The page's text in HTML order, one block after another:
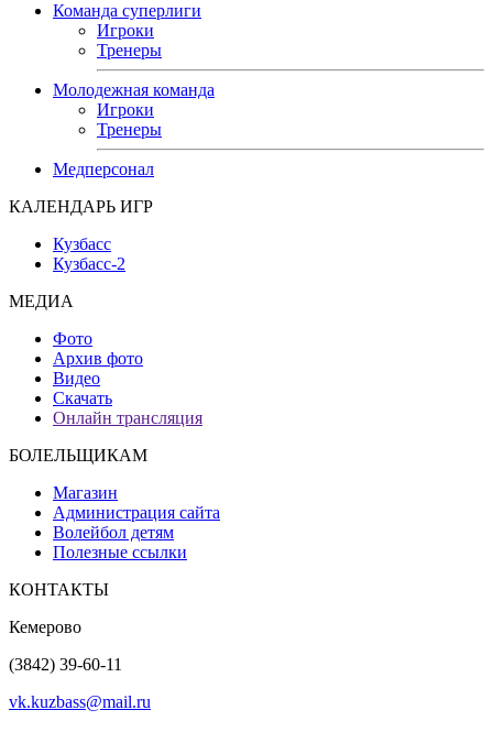
Команда суперлиги
Игроки
Тренеры
Молодежная команда
Игроки
Тренеры
Медперсонал
КАЛЕНДАРЬ ИГР
Кузбасс
Кузбасс-2
МЕДИА
Фото
Архив фото
Видео
Скачать
Онлайн трансляция
БОЛЕЛЬЩИКАМ
Магазин
Администрация сайта
Волейбол детям
Полезные ссылки
КОНТАКТЫ
Кемерово
(3842) 39-60-11
vk.kuzbass@mail.ru